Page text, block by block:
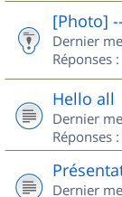
[Photo]
Dernier
Réponses :
Hello all
Dernier
Réponses :
Dernier